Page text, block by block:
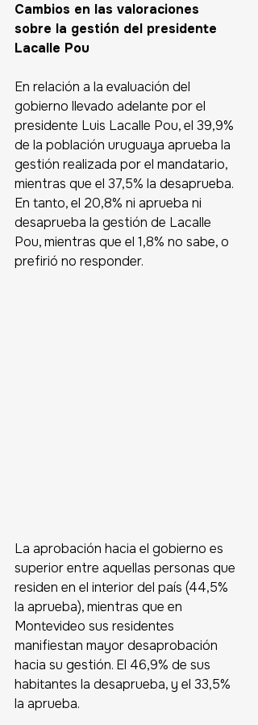
Cambios en las valoraciones
sobre la gestión del presidente
Lacalle Pou
En relación a la evaluación del
gobierno llevado adelante por el
presidente Luis Lacalle Pou, el 39,9%
de la población uruguaya aprueba la
gestión realizada por el mandatario,
mientras que el 37,5% la desaprueba.
En tanto, el 20,8% ni aprueba ni
desaprueba la gestión de Lacalle
Pou, mientras que el 1,8% no sabe, o
prefirió no responder.
La aprobación hacia el gobierno es
superior entre aquellas personas que
residen en el interior del país (44,5%
la aprueba), mientras que en
Montevideo sus residentes
manifiestan mayor desaprobación
hacia su gestión. El 46,9% de sus
habitantes la desaprueba, y el 33,5%
la aprueba.